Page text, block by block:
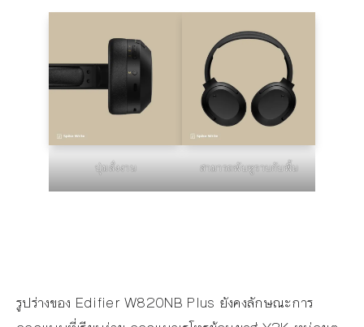
ปุ่มสั่งงาน สามารถพับหูราบกับพื้น
รูปร่างของ Edifier W820NB Plus ยังคงลักษณะการ